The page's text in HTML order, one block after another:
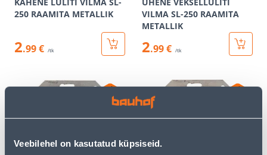
Veebilehel on kasutatud küpsiseid.
250 RAAMITA METALLIK
2.99 € /tk
VILMA SL-250 RAAMITA
METALLIK
2.99 € /tk